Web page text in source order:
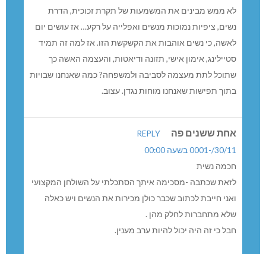
לא ממש מבינים את המשמעות של תקרת זכוכית, הדרת
נשים, ציפיות נמוכות מנשים ואפלייה על רקע… אז עושים יום
לאשה, כי נשים אוהבות את הקשקשת הזו. אז למה זה תמיד
סטיילינג, אימון אישי, תזונה ודיאטות, והעצמה האשה כך
שתוכל לתת מעצמה לסביבה ולמשפחה? כמה שאנחנו שבויות
בתוך תפישות שאנחנו מוחות נגדן. עצוב.
אחת ששנים פה
REPLY
30/11/-0001 בשעה 00:00
חכמה נשית
לזאת שכתבה -מסכימה איתך הסתכלתי על השולחן המקצועי
ואני חייבת לכתוב שכבר כולן מכירות את הנשים ויש כאלה
שלא מתחברות לחלק מהן .
חבל כי זה היה יכול להיות ערב מענין.